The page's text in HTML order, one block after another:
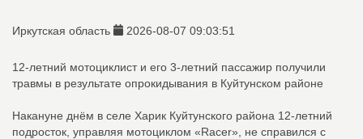
Иркутская область 2026-08-07 09:03:51
12-летний мотоциклист и его 3-летний пассажир получили
травмы в результате опрокидывания в Куйтунском районе
Накануне днём в селе Харик Куйтунского района 12-летний
подросток, управляя мотоциклом «Racer», не справился с